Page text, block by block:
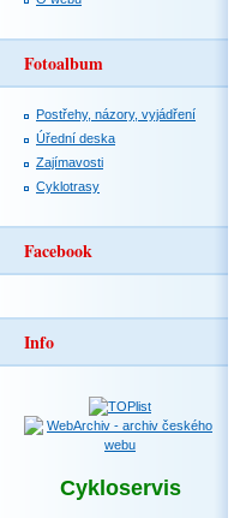
Fotoalbum
Postřehy, názory, vyjádření
Úřední deska
Zajímavosti
Cyklotrasy
Facebook
Info
Cykloservis